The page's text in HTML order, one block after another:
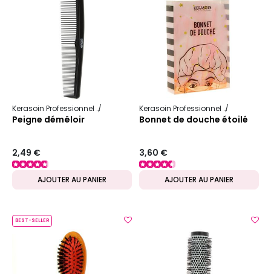
Kerasoin Professionnel Matériel Coiffure Peigne
Peigne démêloir
2,49 €
AJOUTER AU PANIER
Kerasoin Professionnel
Bonnet de douche étoilé
3,60 €
AJOUTER AU PANIER
BEST-SELLER